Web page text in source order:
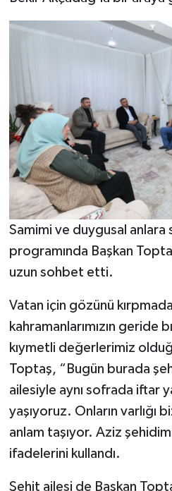
Samimi ve duygusal anlara
programında Başkan
uzun sohbet etti.
Vatan için gözünü
kahramanlarımızın geride
kıymetli değerlerimiz
Toptaş, “Bugün burada
ailesiyle aynı sofrada iftar
yaşıyoruz. Onların varlığı
anlam taşıyor. Aziz
ifadelerini kullandı.
Şehit ailesi de Başkan